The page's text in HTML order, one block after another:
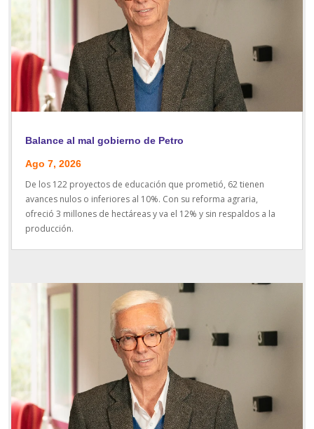
Balance al mal gobierno de Petro
Ago 7, 2026
De los 122 proyectos de educación que prometió, 62 tienen
avances nulos o inferiores al 10%. Con su reforma agraria,
ofreció 3 millones de hectáreas y va el 12% y sin respaldos a la
producción.